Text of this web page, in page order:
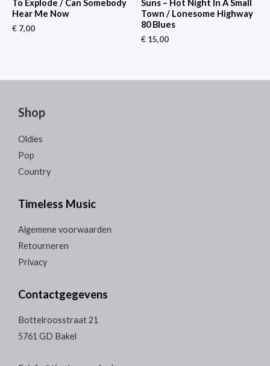
To Explode / Can Somebody
Hear Me Now
€ 7,00
Suns – Hot Night In A Small
Town / Lonesome Highway
80 Blues
€ 15,00
Shop
Oldies
Pop
Country
Timeless Music
Algemene voorwaarden
Retourneren
Privacy
Contactgegevens
Bottelroosstraat 21
5761 GD Bakel